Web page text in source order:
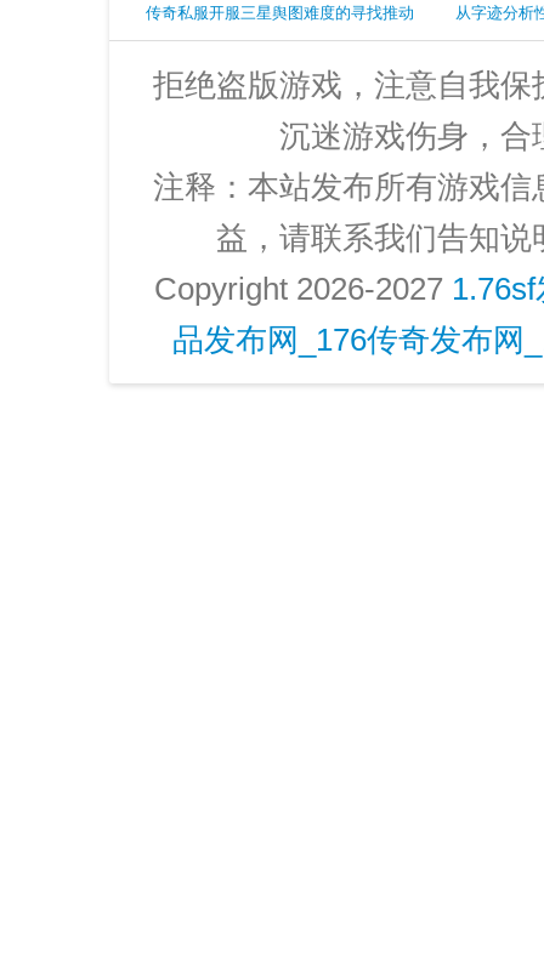
成为全区公敌
传奇私服开服三星舆图难度的寻找推动
之旅
从字迹分析
拒绝盗版游戏，注意自我
沉迷游戏伤身，合
注释：本站发布所有游戏
益，请联系我们告知
Copyright 2026-2027
品发布网_176传奇发布网